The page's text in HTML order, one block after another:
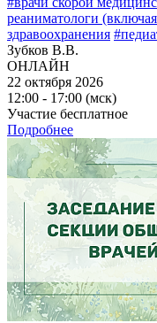
реаниматологи
здравоохранения
Зубков В.В.
ОНЛАЙН
22 октября 2026
12:00 - 17:00 (мск)
Участие бесплатное
Подробнее